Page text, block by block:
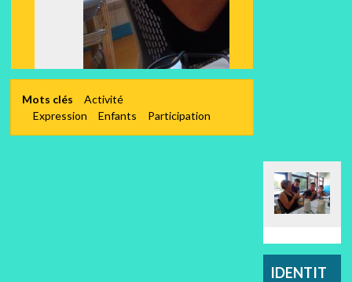
Mots clés
Activité
Expression
Enfants Participation
IDENTIT